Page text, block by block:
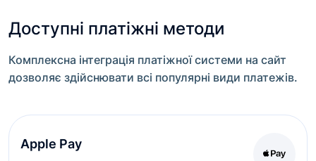
Доступні платіжні методи
Комплексна інтеграція платіжної системи на сайт
дозволяє здійснювати всі популярні види платежів.
Apple Pay